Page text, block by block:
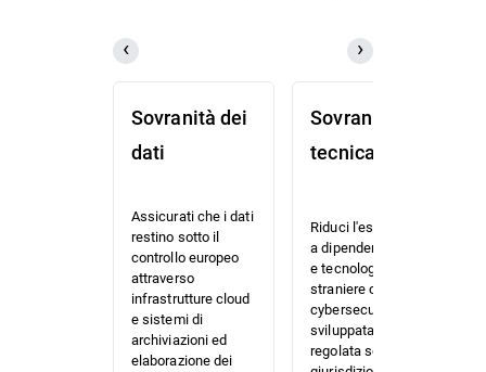
Sovranità dei
dati
Assicurati che i dati
restino sotto il
controllo europeo
attraverso
infrastrutture cloud
e sistemi di
archiviazioni ed
elaborazione dei
Sovranità
tecnica
Riduci l'esposizione
a dipendenze legali
e tecnologiche
straniere con una
cybersecurity
sviluppata e
regolata sotto la